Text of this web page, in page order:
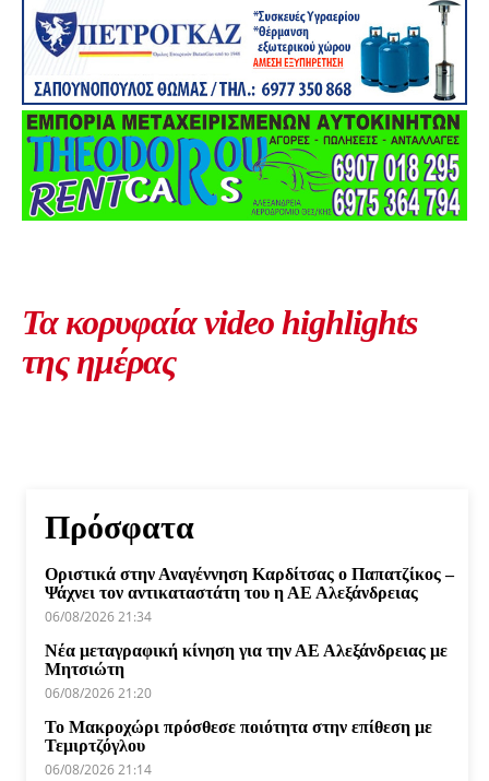
Τα κορυφαία video highlights
της ημέρας
Πρόσφατα
Οριστικά στην Αναγέννηση Καρδίτσας ο Παπατζίκος –
Ψάχνει τον αντικαταστάτη του η ΑΕ Αλεξάνδρειας
06/08/2026 21:34
Νέα μεταγραφική κίνηση για την ΑΕ Αλεξάνδρειας με
Μητσιώτη
06/08/2026 21:20
Το Μακροχώρι πρόσθεσε ποιότητα στην επίθεση με
Τεμιρτζόγλου
06/08/2026 21:14